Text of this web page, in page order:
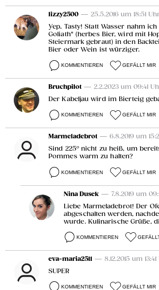
lizzy2500 — 25.5.2016 um 18:51
Yep, Tasty! Statt Wasser nahm
Goliath" (herbes Bier, wird mit
Steiermark gebraut) in den
Bier oder Wein ist würziger.
KOMMENTIEREN GEFÄLLT MIR
Bruchpilot — 2.2.2023 um 09:41
Der Kabeljau wird im Bierteig
KOMMENTIEREN GEFÄLLT MIR
Marmeladebrot — 6.8.2019 um
Sind 225° nicht zu heiß, um
Pommes warm zu halten?
KOMMENTIEREN GEFÄLLT MIR
Nina Dusek — 7.8.2019 um
Liebe Marmeladebrot! Der
abgeschalten werden,
wurde. Kulinarische Grüße,
KOMMENTIEREN
eva-maria2511 — 8.12.2015 um
SUPER
KOMMENTIEREN GEFÄLLT MIR